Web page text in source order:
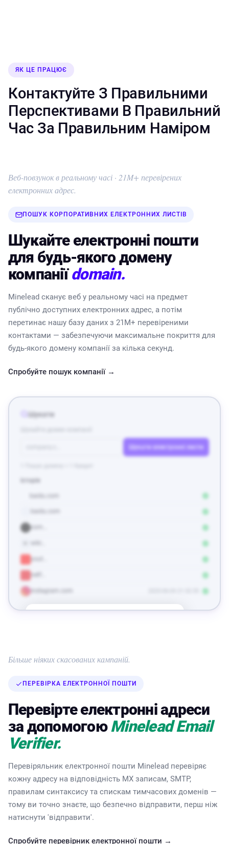
ЯК ЦЕ ПРАЦЮЄ
Контактуйте З Правильними
Перспективами В Правильний
Час За Правильним Наміром
Веб-повзунок в реальному часі · 21M+ перевірених
електронних адрес.
ПОШУК КОРПОРАТИВНИХ ЕЛЕКТРОННИХ ЛИСТІВ
Шукайте електронні пошти
для будь-якого домену
компаніїdomain.
Minelead сканує веб у реальному часі на предмет
публічно доступних електронних адрес, а потім
перетинає нашу базу даних з 21M+ перевіреними
контактами — забезпечуючи максимальне покриття для
будь-якого домену компанії за кілька секунд.
Спробуйте пошук компанії →
Шукати
Шукати електронні листи
Історія
baidu.com
com…
Усе Загальні (6)
air-info@baidu.com
opensource@baidu.com
campusmaster@baidu.com
upmco@baidu.com
zhanzhangpingtai@baidu.com
ir@baidu.com
Більше ніяких скасованих кампаній.
ПЕРЕВІРКА ЕЛЕКТРОННОЇ ПОШТИ
Перевірте електронні адреси
за допомогоюMinelead Email
Verifier.
Перевіряльник електронної пошти Minelead перевіряє
кожну адресу на відповідність MX записам, SMTP,
правилам синтаксису та спискам тимчасових доменів —
тому ви точно знаєте, що безпечно відправити, перш ніж
натиснути 'відправити'.
Спробуйте перевірник електронної пошти →